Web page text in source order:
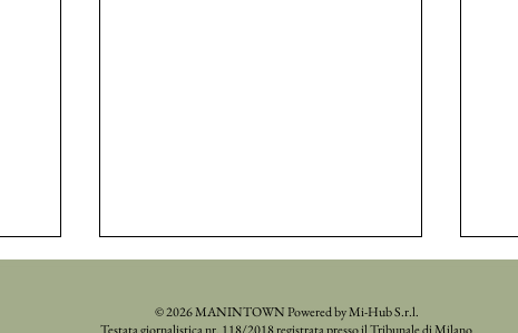
© 2026 MANINTOWN Powered by Mi-Hub S.r.l.